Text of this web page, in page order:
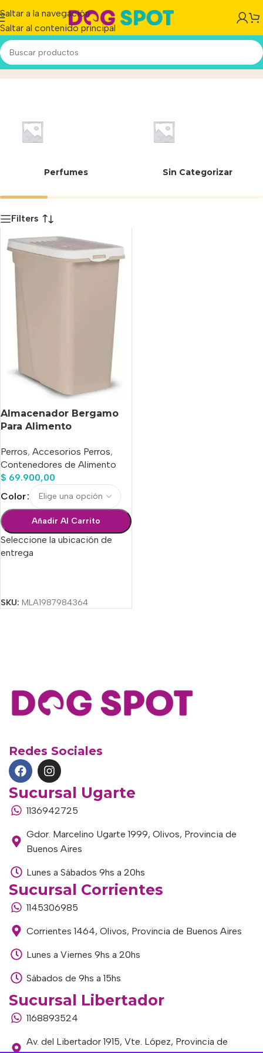
Saltar a la navegación
Saltar al contenido principal
41.5 cmInicio/Producto
Perfumes Sin Categorizar
Filters
Almacenador Bergamo
Para Alimento
capacidad 15 Kg
Perros, Accesorios Perros,
Contenedores de Alimento
$ 69.900,00
Color
Añadir Al Carrito
Seleccione la ubicación de
entrega
SKU: MLA1987984364
Redes Sociales
Sucursal Ugarte
1136942725
Gdor. Marcelino Ugarte 1999, Olivos, Provincia de
Buenos Aires
Lunes a Sábados 9hs a 20hs
Sucursal Corrientes
1145306985
Corrientes 1464, Olivos, Provincia de Buenos Aires
Lunes a Viernes 9hs a 20hs
Sábados de 9hs a 15hs
Sucursal Libertador
1168893524
Av. del Libertador 1915, Vte. López, Provincia de